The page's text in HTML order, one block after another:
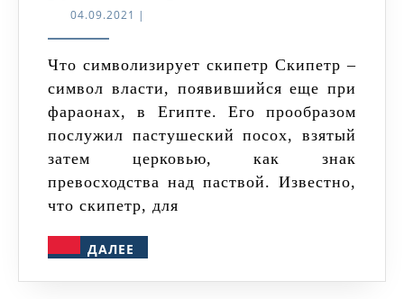
у
русских
царей
04.09.2021 04.09.2021
|
Что символизирует скипетр Скипетр –
символ власти, появившийся еще при
фараонах, в Египте. Его прообразом
послужил пастушеский посох, взятый
затем церковью, как знак
превосходства над паствой. Известно,
что скипетр, для
ДАЛЕЕ